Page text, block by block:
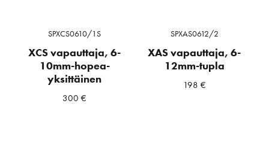
SPXCS0610/1S
XCS vapauttaja, 6-
10mm-hopea-
yksittäinen
300€
SPXAS0612/2
XAS vapauttaja, 6-
12mm-tupla
198 €